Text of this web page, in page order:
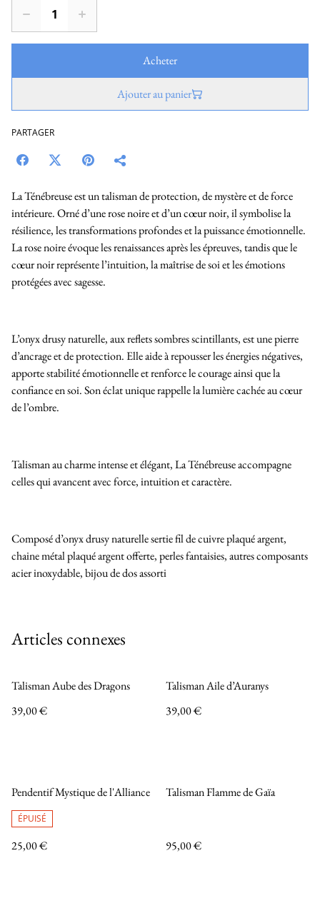
Acheter
Ajouter au panier
PARTAGER
La Ténébreuse est un talisman de protection, de mystère et de force
intérieure. Orné d’une rose noire et d’un cœur noir, il symbolise la
résilience, les transformations profondes et la puissance émotionnelle.
La rose noire évoque les renaissances après les épreuves, tandis que le
cœur noir représente l’intuition, la maîtrise de soi et les émotions
protégées avec sagesse.
L’onyx drusy naturelle, aux reflets sombres scintillants, est une pierre
d’ancrage et de protection. Elle aide à repousser les énergies négatives,
apporte stabilité émotionnelle et renforce le courage ainsi que la
confiance en soi. Son éclat unique rappelle la lumière cachée au cœur
de l’ombre.
Talisman au charme intense et élégant, La Ténébreuse accompagne
celles qui avancent avec force, intuition et caractère.
Composé d’onyx drusy naturelle sertie fil de cuivre plaqué argent,
chaine métal plaqué argent offerte, perles fantaisies, autres composants
acier inoxydable, bijou de dos assorti
Articles connexes
Talisman Aube des Dragons
39,00 €
Talisman Aile d’Auranys
39,00 €
Pendentif Mystique de l'Alliance
ÉPUISÉ
25,00 €
Talisman Flamme de Gaïa
95,00 €